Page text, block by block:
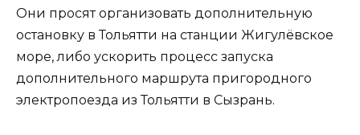
Они просят организовать дополнительную
остановку в Тольятти на станции Жигулёвское
море, либо ускорить процесс запуска
дополнительного маршрута пригородного
электропоезда из Тольятти в Сызрань.